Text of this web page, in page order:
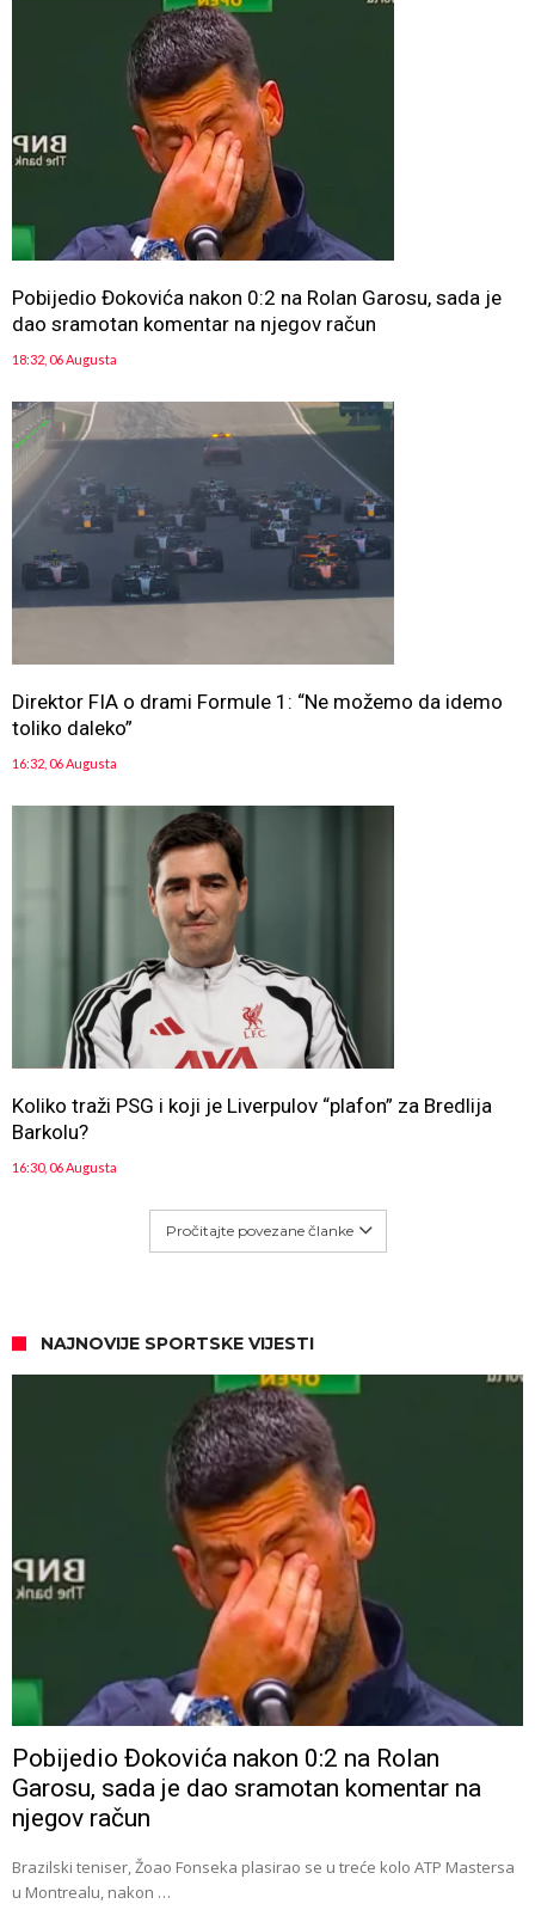
Pobijedio Đokovića nakon 0:2 na Rolan Garosu, sada je
dao sramotan komentar na njegov račun
18:32, 06 Augusta
Direktor FIA o drami Formule 1: “Ne možemo da idemo
toliko daleko”
16:32, 06 Augusta
Koliko traži PSG i koji je Liverpulov “plafon” za Bredlija
Barkolu?
16:30, 06 Augusta
Pročitajte povezane članke
NAJNOVIJE SPORTSKE VIJESTI
Pobijedio Đokovića nakon 0:2 na Rolan
Garosu, sada je dao sramotan komentar na
njegov račun
Brazilski teniser, Žoao Fonseka plasirao se u treće kolo ATP Mastersa
u Montrealu, nakon …